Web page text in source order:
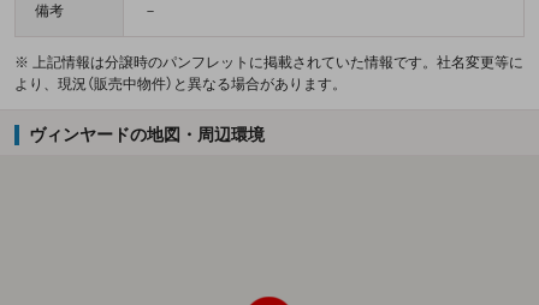
備考 －
※ 上記情報は分譲時のパンフレットに掲載されていた情報です。社名変更等に
より、現況（販売中物件）と異なる場合があります。
ヴィンヤードの地図・周辺環境